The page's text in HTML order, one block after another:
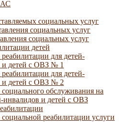
социальных услуг
социальных услуг
социальных услуг
детей
для детей-
и детей с ОВЗ № 1
для детей-
и детей с ОВЗ № 2
обслуживания на
инвалидов и детей с ОВЗ
реабилитации услуги